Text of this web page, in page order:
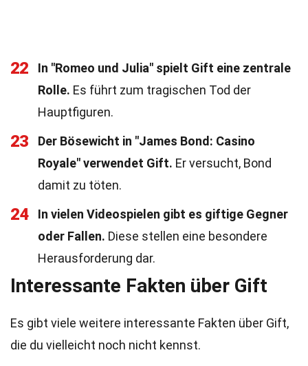
22
In "Romeo und Julia" spielt Gift eine zentrale
Rolle. Es führt zum tragischen Tod der
Hauptfiguren.
23
Der Bösewicht in "James Bond: Casino
Royale" verwendet Gift. Er versucht, Bond
damit zu töten.
24
In vielen Videospielen gibt es giftige Gegner
oder Fallen. Diese stellen eine besondere
Herausforderung dar.
Interessante Fakten über Gift
Es gibt viele weitere interessante Fakten über Gift,
die du vielleicht noch nicht kennst.